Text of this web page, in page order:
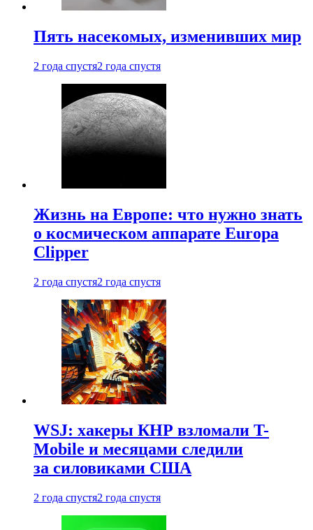
Пять насекомых, изменивших мир
2 года спустя2 года спустя
Жизнь на Европе: что нужно знать
о космическом аппарате Europa
Clipper
2 года спустя2 года спустя
WSJ: хакеры КНР взломали T-
Mobile и месяцами следили
за силовиками США
2 года спустя2 года спустя